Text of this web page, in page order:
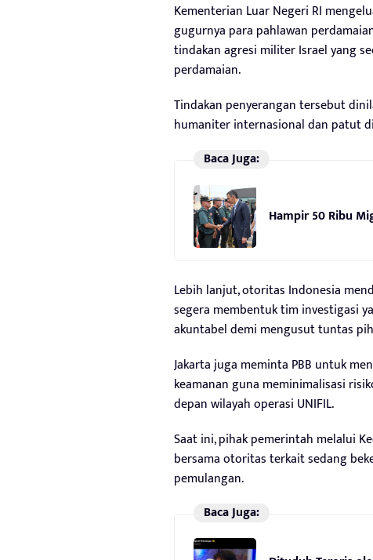
Kementerian Luar Negeri RI
gugurnya para pahlawan
tindakan agresi militer Israel yang
perdamaian.
Tindakan penyerangan tersebut
humaniter internasional dan patut
Baca Juga:
Hampir 50 Ribu
Lebih lanjut, otoritas Indonesia
segera membentuk tim investigasi
akuntabel demi mengusut tuntas
Jakarta juga meminta PBB untuk
keamanan guna meminimalisasi
depan wilayah operasi UNIFIL.
Saat ini, pihak pemerintah melalui
bersama otoritas terkait sedang
pemulangan.
Baca Juga: